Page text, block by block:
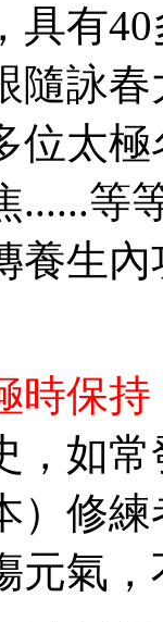
具有
隨詠
位太
......等
養生
時保
，如
）修
元氣